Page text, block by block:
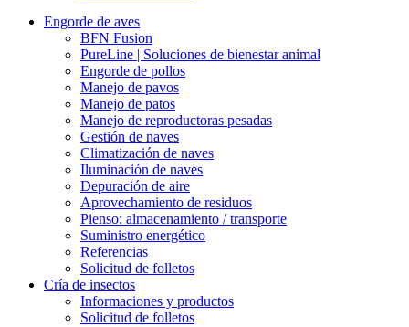
Engorde de aves
BFN Fusion
PureLine | Soluciones de bienestar animal
Engorde de pollos
Manejo de pavos
Manejo de patos
Manejo de reproductoras pesadas
Gestión de naves
Climatización de naves
Iluminación de naves
Depuración de aire
Aprovechamiento de residuos
Pienso: almacenamiento / transporte
Suministro energético
Referencias
Solicitud de folletos
Cría de insectos
Informaciones y productos
Solicitud de folletos